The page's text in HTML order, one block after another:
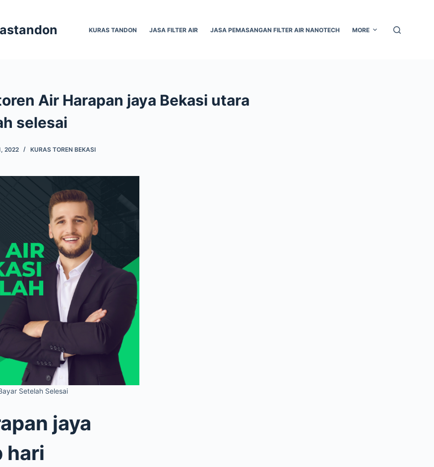
KURAS TANDON JASA FILTER AIR JASA PEMASANGAN FILTER AIR NANOTECH MORE
Air Harapan jaya Bekasi utara
selesai
2022 KURAS TOREN BEKASI
Setelah Selesai
jaya
hari